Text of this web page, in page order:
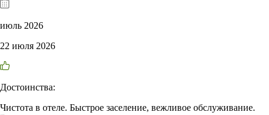
июль 2026
22 июля 2026
Достоинства:
Чистота в отеле. Быстрое заселение, вежливое обслуживание.